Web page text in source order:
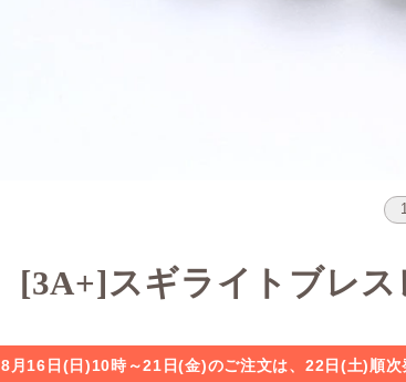
[3A+]スギライトブレス
8月16日(日)10時～21日(金)のご注文は、22日(土)順次